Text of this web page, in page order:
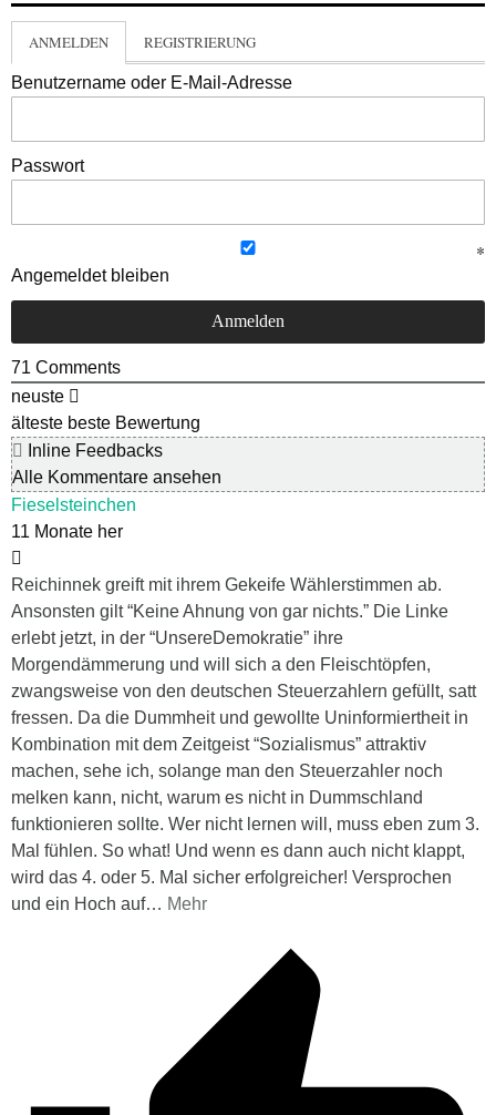
ANMELDEN REGISTRIERUNG
Benutzername oder E-Mail-Adresse
Passwort
Angemeldet bleiben
71 Comments
neuste
älteste beste Bewertung
Inline Feedbacks
Alle Kommentare ansehen
Fieselsteinchen
11 Monate her
Reichinnek greift mit ihrem Gekeife Wählerstimmen ab.
Ansonsten gilt “Keine Ahnung von gar nichts.” Die Linke
erlebt jetzt, in der “UnsereDemokratie” ihre
Morgendämmerung und will sich a den Fleischtöpfen,
zwangsweise von den deutschen Steuerzahlern gefüllt, satt
fressen. Da die Dummheit und gewollte Uninformiertheit in
Kombination mit dem Zeitgeist “Sozialismus” attraktiv
machen, sehe ich, solange man den Steuerzahler noch
melken kann, nicht, warum es nicht in Dummschland
funktionieren sollte. Wer nicht lernen will, muss eben zum 3.
Mal fühlen. So what! Und wenn es dann auch nicht klappt,
wird das 4. oder 5. Mal sicher erfolgreicher! Versprochen
und ein Hoch auf… Mehr